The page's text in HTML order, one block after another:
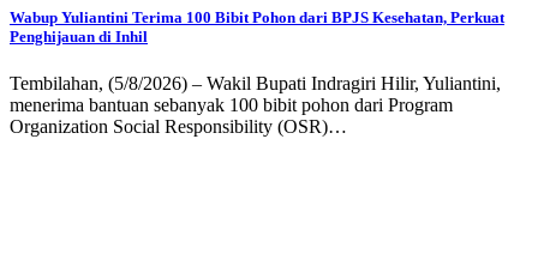
Wabup Yuliantini Terima 100 Bibit Pohon dari BPJS Kesehatan, Perkuat
Penghijauan di Inhil
Tembilahan, (5/8/2026) – Wakil Bupati Indragiri Hilir, Yuliantini,
menerima bantuan sebanyak 100 bibit pohon dari Program
Organization Social Responsibility (OSR)…